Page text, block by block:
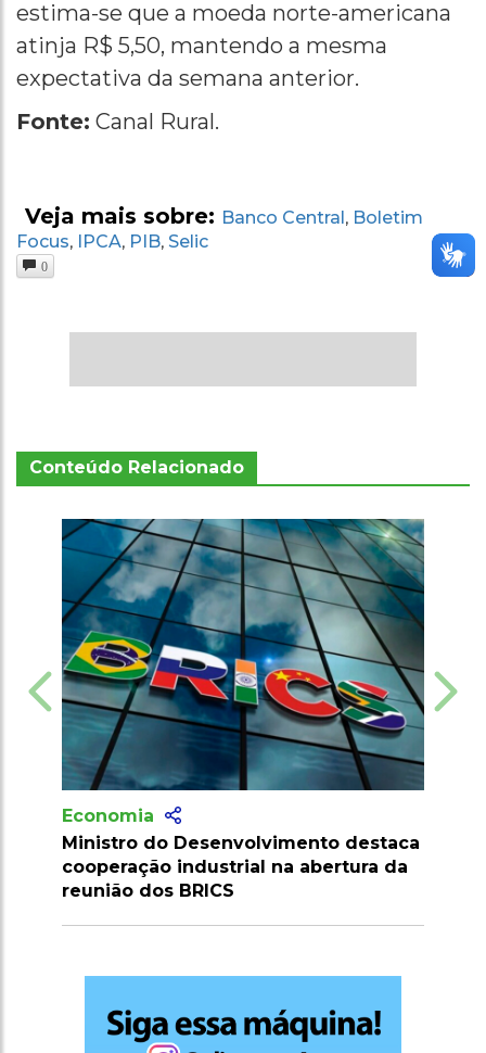
estima-se que a moeda norte-americana
atinja R$ 5,50, mantendo a mesma
expectativa da semana anterior.
Fonte: Canal Rural.
Veja mais sobre: Banco Central, Boletim
Focus, IPCA, PIB, Selic
0
Conteúdo Relacionado
destaca
abertura da
Economia
Brasil cria Conselho
para fortalecer sua soberania